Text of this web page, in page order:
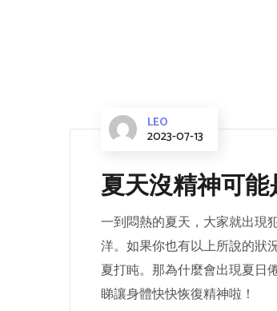
LEO
2023-07-13
夏天沒精神可
一到悶熱的夏天，大家就出現
洋。如果你也有以上所說的狀
夏打盹。那為什麼會出現夏日
睇讓身體快快恢復精神啦！